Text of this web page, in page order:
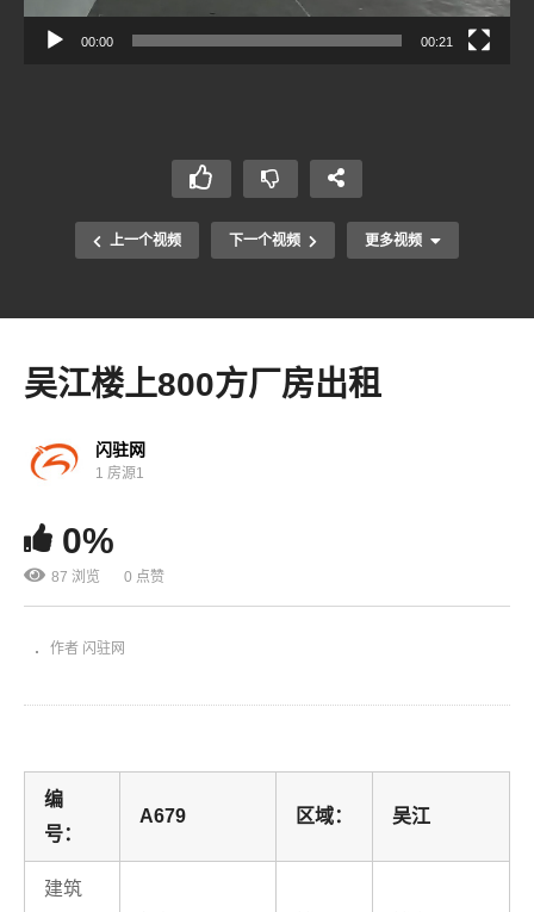
00:00 00:21
上一个视频 下一个视频 更多视频
吴江楼上800方厂房出租
闪驻网
1 房源1
0%
87 浏览 0 点赞
作者 闪驻网
编
号：
A679 区域： 吴江
建筑